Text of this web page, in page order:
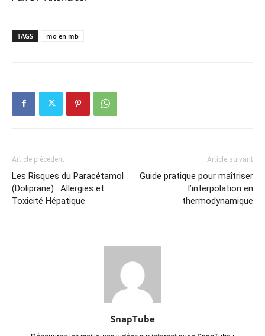
TAGS mo en mb
Article précédent
Les Risques du Paracétamol
(Doliprane) : Allergies et
Toxicité Hépatique
Article suivant
Guide pratique pour maîtriser
l’interpolation en
thermodynamique
SnapTube